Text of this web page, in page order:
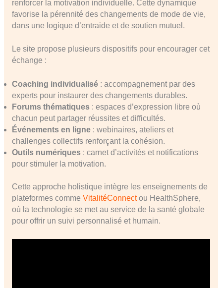
renforcer la motivation individuelle. Cette dynamique
favorise la pérennité des changements de mode de vie,
dans une logique d’entraide et de soutien mutuel.
Le site propose plusieurs dispositifs pour encourager cet
échange :
Coaching individualisé: accompagnement par des
experts pour instaurer des changements durables.
Forums thématiques: espaces d’expression libre où
chacun peut partager réussites et difficultés.
Événements en ligne: webinaires, ateliers et
challenges collectifs renforçant la cohésion.
Outils numériques: carnet d’activités et notifications
pour stimuler la motivation.
Cette approche holistique intègre les enseignements de
plateformes comme VitalitéConnectou HealthSphere,
où la technologie se met au service de la santé globale
pour offrir un suivi personnalisé et humain.